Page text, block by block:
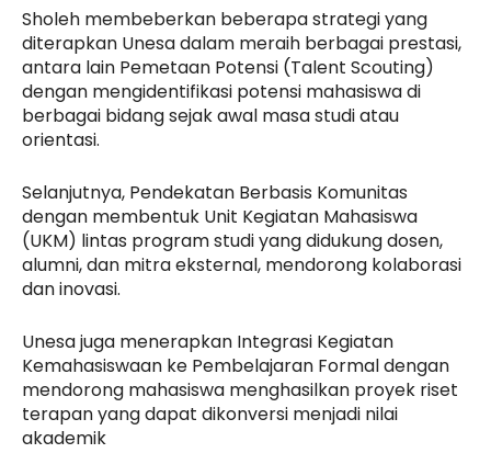
Sholeh membeberkan beberapa strategi yang
diterapkan Unesa dalam meraih berbagai prestasi,
antara lain Pemetaan Potensi (Talent Scouting)
dengan mengidentifikasi potensi mahasiswa di
berbagai bidang sejak awal masa studi atau
orientasi.
Selanjutnya, Pendekatan Berbasis Komunitas
dengan membentuk Unit Kegiatan Mahasiswa
(UKM) lintas program studi yang didukung dosen,
alumni, dan mitra eksternal, mendorong kolaborasi
dan inovasi.
Unesa juga menerapkan Integrasi Kegiatan
Kemahasiswaan ke Pembelajaran Formal dengan
mendorong mahasiswa menghasilkan proyek riset
terapan yang dapat dikonversi menjadi nilai
akademik